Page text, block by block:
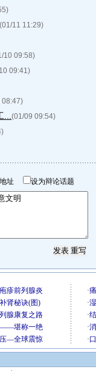
(01/11 11:29)
10 09:58)
09:41)
08:47)
(01/09 09:54)
地址 设为辩论话题